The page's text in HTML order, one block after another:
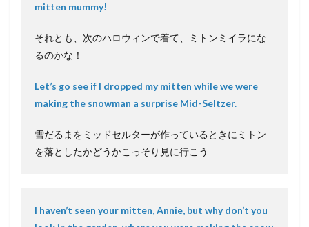
mitten mummy!
それとも、次のハロウィンで着て、ミトンミイラにな
るのかな！
Let’s go see if I dropped my mitten while we were
making the snowman a surprise Mid-Seltzer.
雪だるまをミッドセルターが作っているときにミトン
を落としたかどうかこっそり見に行こう
I haven’t seen your mitten, Annie, but why don’t you